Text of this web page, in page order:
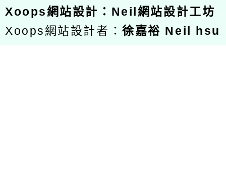
Xoops網站設計 ： Neil網站設計工坊
Xoops網站設計者：徐嘉裕 Neil hsu